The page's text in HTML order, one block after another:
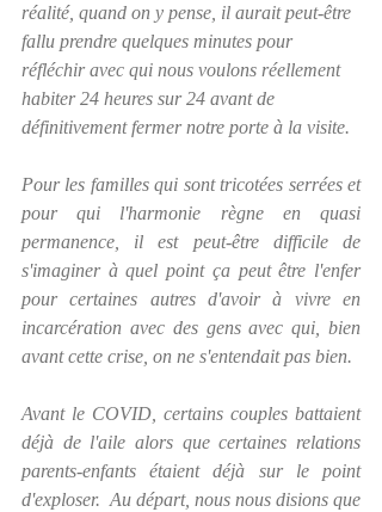
réalité, quand on y pense, il aurait peut-être
fallu prendre quelques minutes pour
réfléchir avec qui nous voulons réellement
habiter 24 heures sur 24 avant de
définitivement fermer notre porte à la visite.
Pour les familles qui sont tricotées serrées et
pour qui l'harmonie règne en quasi
permanence, il est peut-être difficile de
s'imaginer à quel point ça peut être l'enfer
pour certaines autres d'avoir à vivre en
incarcération avec des gens avec qui, bien
avant cette crise, on ne s'entendait pas bien.
Avant le COVID, certains couples battaient
déjà de l'aile alors que certaines relations
parents-enfants étaient déjà sur le point
d'exploser.  Au départ, nous nous disions que